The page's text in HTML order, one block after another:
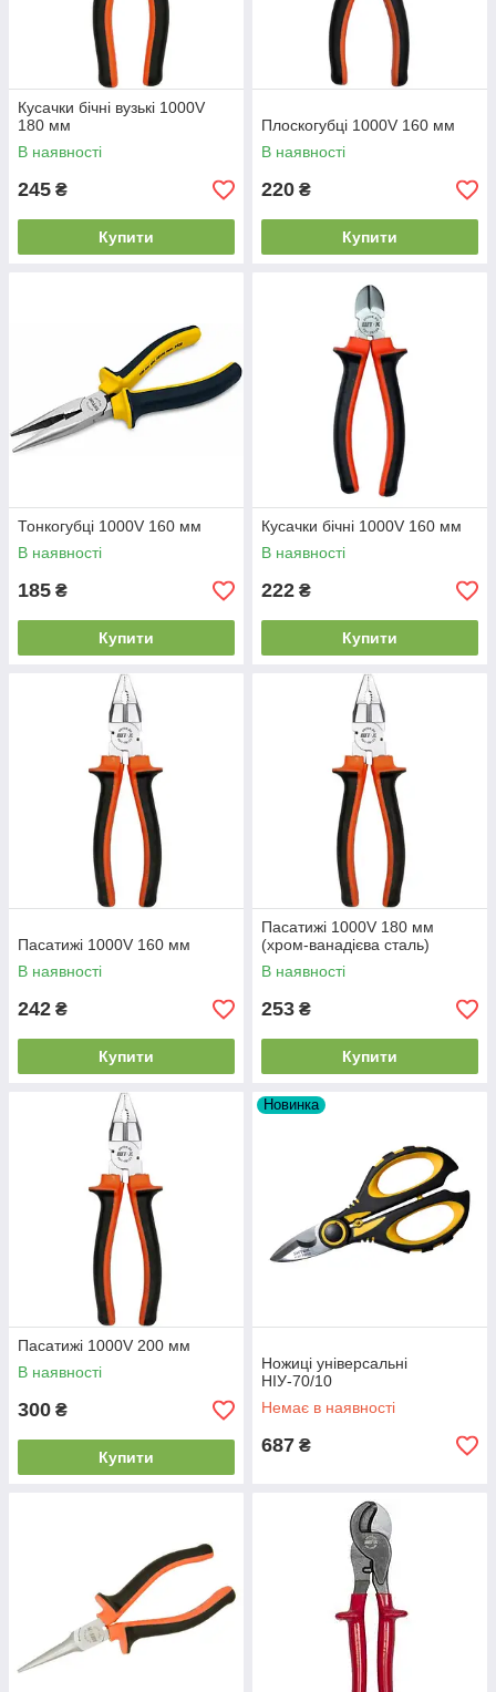
Кусачки бічні вузькі 1000V
180 мм
В наявності
245 ₴
Купити
Плоскогубці 1000V 160 мм
В наявності
220 ₴
Купити
Тонкогубці 1000V 160 мм
В наявності
185 ₴
Купити
Кусачки бічні 1000V 160 мм
В наявності
222 ₴
Купити
Пасатижі 1000V 160 мм
В наявності
242 ₴
Купити
Пасатижі 1000V 180 мм
(хром-ванадієва сталь)
В наявності
253 ₴
Купити
Пасатижі 1000V 200 мм
В наявності
300 ₴
Купити
Новинка
Ножиці універсальні
НІУ-70/10
Немає в наявності
687 ₴